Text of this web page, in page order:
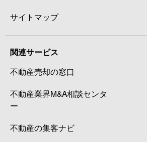
サイトマップ
関連サービス
不動産売却の窓口
不動産業界M&A相談センタ
ー
不動産の集客ナビ